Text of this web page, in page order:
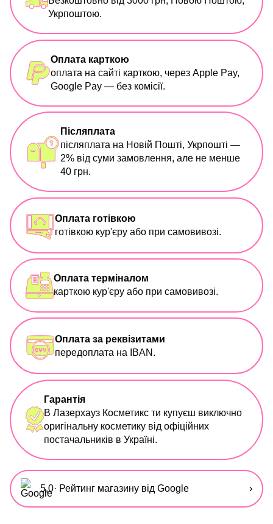
Укрпоштою.
Оплата карткою
оплата на сайті карткою, через Apple Pay,
Google Pay — без комісії.
Післяплата
післяплата на Новій Пошті, Укрпошті —
2% від суми замовлення, але не менше
40 грн.
Оплата готівкою
готівкою кур'єру або при самовивозі.
Оплата терміналом
карткою кур'єру або при самовивозі.
Оплата за реквізитами
передоплата на IBAN.
Гарантія
В Лазерхауз Косметикс ти купуєш виключно
оригінальну косметику від офіційних
постачальників в Україні.
5,0· Рейтинг магазину від Google ›